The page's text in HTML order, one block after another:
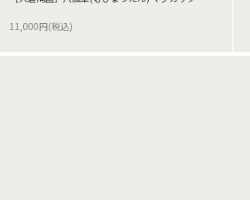
11,000円(税込)